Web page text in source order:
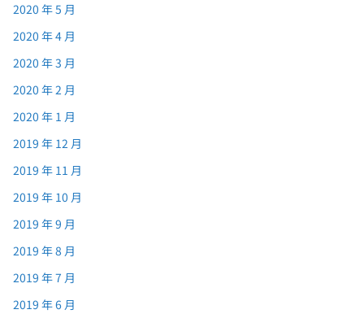
2020 年 5 月
2020 年 4 月
2020 年 3 月
2020 年 2 月
2020 年 1 月
2019 年 12 月
2019 年 11 月
2019 年 10 月
2019 年 9 月
2019 年 8 月
2019 年 7 月
2019 年 6 月